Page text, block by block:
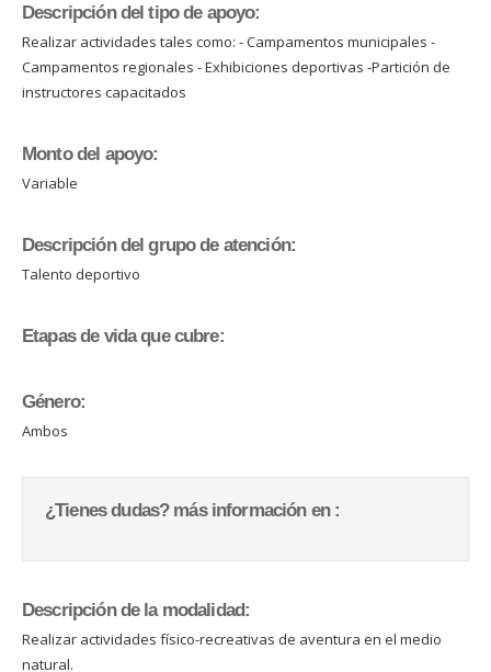
Descripción del tipo de apoyo:
Realizar actividades tales como: - Campamentos municipales -
Campamentos regionales - Exhibiciones deportivas -Partición de
instructores capacitados
Monto del apoyo:
Variable
Descripción del grupo de atención:
Talento deportivo
Etapas de vida que cubre:
Género:
Ambos
¿Tienes dudas? más información en :
Descripción de la modalidad:
Realizar actividades físico-recreativas de aventura en el medio
natural.